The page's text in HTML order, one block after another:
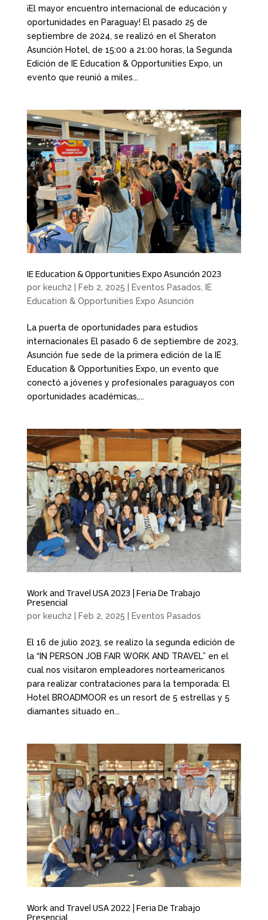
¡El mayor encuentro internacional de educación y
oportunidades en Paraguay! El pasado 25 de
septiembre de 2024, se realizó en el Sheraton
Asunción Hotel, de 15:00 a 21:00 horas, la Segunda
Edición de IE Education & Opportunities Expo, un
evento que reunió a miles...
IE Education & Opportunities Expo Asunción 2023
por keuch2 Feb 2, 2025 Eventos Pasados
IE
Education & Opportunities Expo Asunción
La puerta de oportunidades para estudios
internacionales El pasado 6 de septiembre de 2023,
Asunción fue sede de la primera edición de la IE
Education & Opportunities Expo, un evento que
conectó a jóvenes y profesionales paraguayos con
oportunidades académicas,...
Work and Travel USA 2023 | Feria De Trabajo
Presencial
por keuch2 Feb 2, 2025 Eventos Pasados
El 16 de julio 2023, se realizo la segunda edición de
la “IN PERSON JOB FAIR WORK AND TRAVEL” en el
cual nos visitaron empleadores norteamericanos
para realizar contrataciones para la temporada: El
Hotel BROADMOOR es un resort de 5 estrellas y 5
diamantes situado en...
Work and Travel USA 2022 | Feria De Trabajo